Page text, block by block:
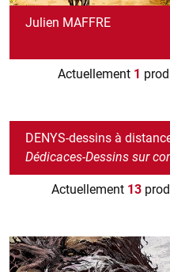
Julien MAFFRE
Actuellement 1
DENYS-dessins à
Dédicaces-Dessins sur
Actuellement 13